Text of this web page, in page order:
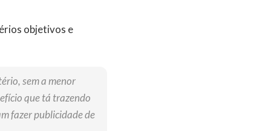
objetivos e
sem a menor
que tá trazendo
fazer publicidade de